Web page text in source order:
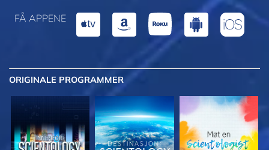
FÅ APPENE
ORIGINALE PROGRAMMER